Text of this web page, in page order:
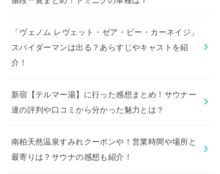
「ヴェノム レヴェット・ゼア・ビー・カーネイジ」
スパイダーマンは出る？あらすじやキャストを紹
介！
新宿【テルマー湯】に行った感想まとめ！サウナー
達の評判や口コミから分かった魅力とは？
南柏天然温泉すみれクーポンや！営業時間や場所と
最寄りは？サウナの感想も紹介！